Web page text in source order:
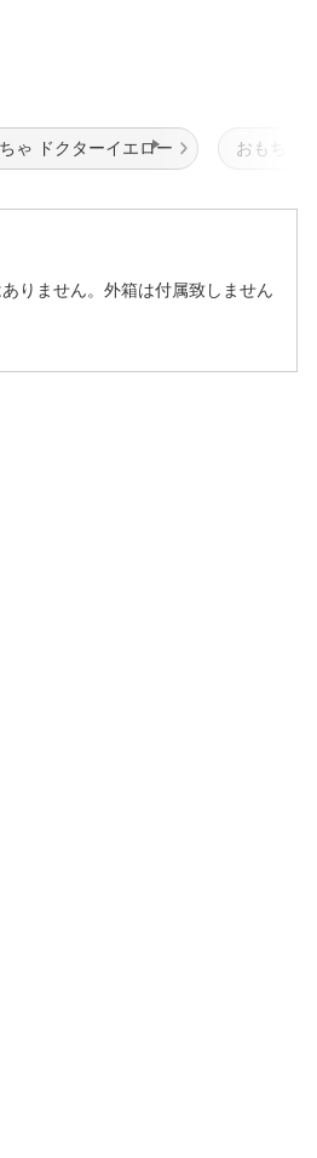
ゃ ドクターイエロー おもちゃ
りません。外箱は付属致しません